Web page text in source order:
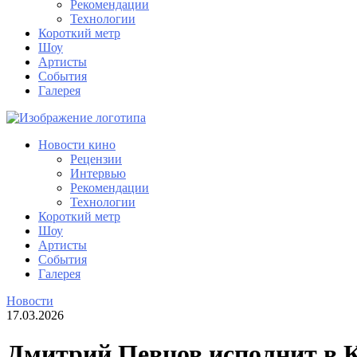
Рекомендации
Технологии
Короткий метр
Шоу
Артисты
События
Галерея
Новости кино
Рецензии
Интервью
Рекомендации
Технологии
Короткий метр
Шоу
Артисты
События
Галерея
Новости
17.03.2026